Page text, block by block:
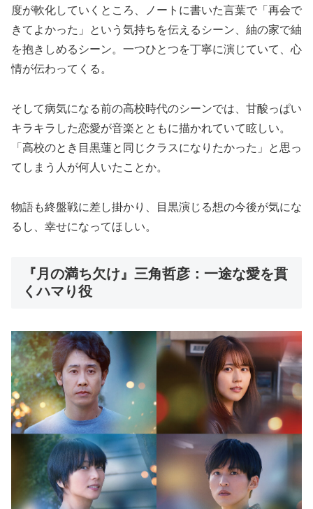
度が軟化していくところ、ノートに書いた言葉で「再会で
きてよかった」という気持ちを伝えるシーン、紬の家で紬
を抱きしめるシーン。一つひとつを丁寧に演じていて、心
情が伝わってくる。
そして病気になる前の高校時代のシーンでは、甘酸っぱい
キラキラした恋愛が音楽とともに描かれていて眩しい。
「高校のとき目黒蓮と同じクラスになりたかった」と思っ
てしまう人が何人いたことか。
物語も終盤戦に差し掛かり、目黒演じる想の今後が気にな
るし、幸せになってほしい。
『月の満ち欠け』三角哲彦：一途な愛を貫
くハマり役